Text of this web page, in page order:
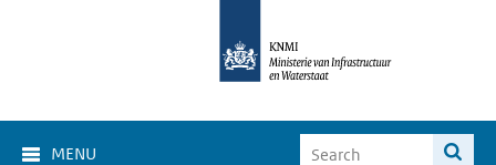
MENU